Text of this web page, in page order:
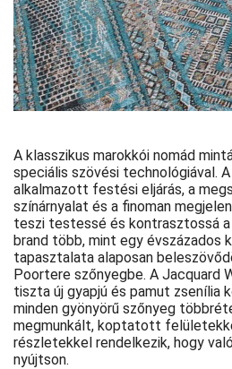
A klasszikus marokkói nomád
speciális szövési technológiával.
alkalmazott festési eljárás, a
színárnyalat és a finoman
teszi testessé és kontrasztossá
brand több, mint egy évszázados
tapasztalata alaposan
Poortere szőnyegbe. A Jacquard
tiszta új gyapjú és pamut zsenília
minden gyönyörű szőnyeg
megmunkált, koptatott
részletekkel rendelkezik, hogy
nyújtson.